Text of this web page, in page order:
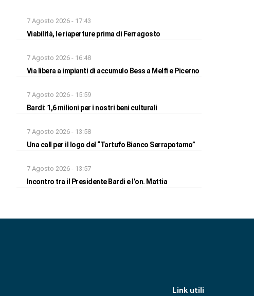
7 Agosto 2026 - 17:43
Viabilità, le riaperture prima di Ferragosto
7 Agosto 2026 - 16:48
Via libera a impianti di accumulo Bess a Melfi e Picerno
7 Agosto 2026 - 15:59
Bardi: 1,6 milioni per i nostri beni culturali
7 Agosto 2026 - 13:58
Una call per il logo del “Tartufo Bianco Serrapotamo”
7 Agosto 2026 - 13:57
Incontro tra il Presidente Bardi e l’on. Mattia
Link utili